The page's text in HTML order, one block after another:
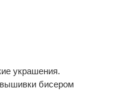
украшения.
бисером